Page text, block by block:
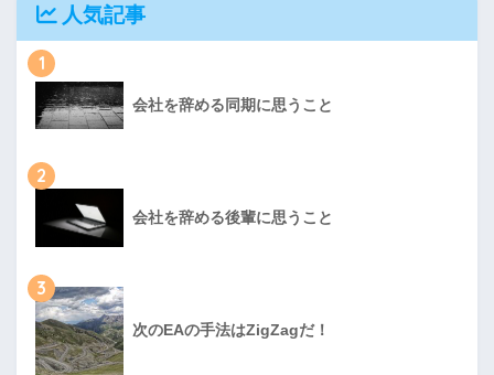
人気記事
1
会社を辞める同期に思うこと
2
会社を辞める後輩に思うこと
3
次のEAの手法はZigZagだ！